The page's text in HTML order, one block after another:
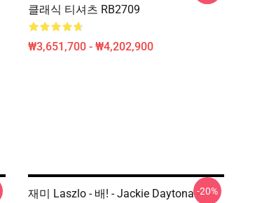
클래식 티셔츠 RB2709
₩3,651,700 - ₩4,202,900
재미 Laszlo - 배! - Jackie Daytona - - -
-20%